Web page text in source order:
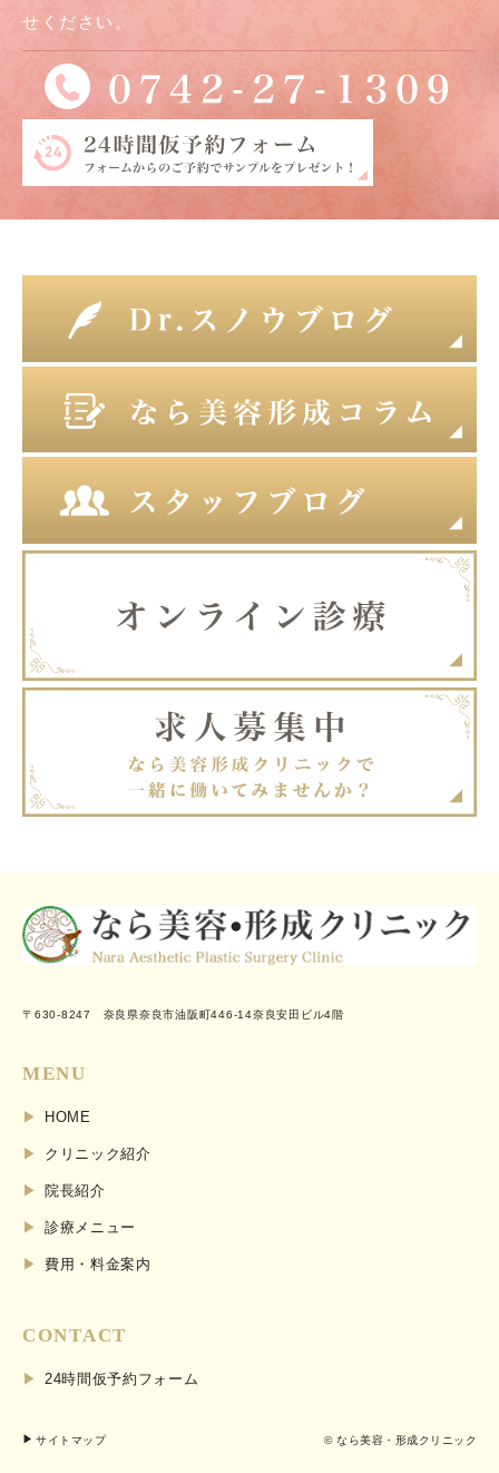
せください。
〒630-8247 奈良県奈良市油阪町446-14奈良安田ビル4階
MENU
HOME
クリニック紹介
院長紹介
診療メニュー
費用・料金案内
CONTACT
24時間仮予約フォーム
サイトマップ © なら美容・形成クリニック